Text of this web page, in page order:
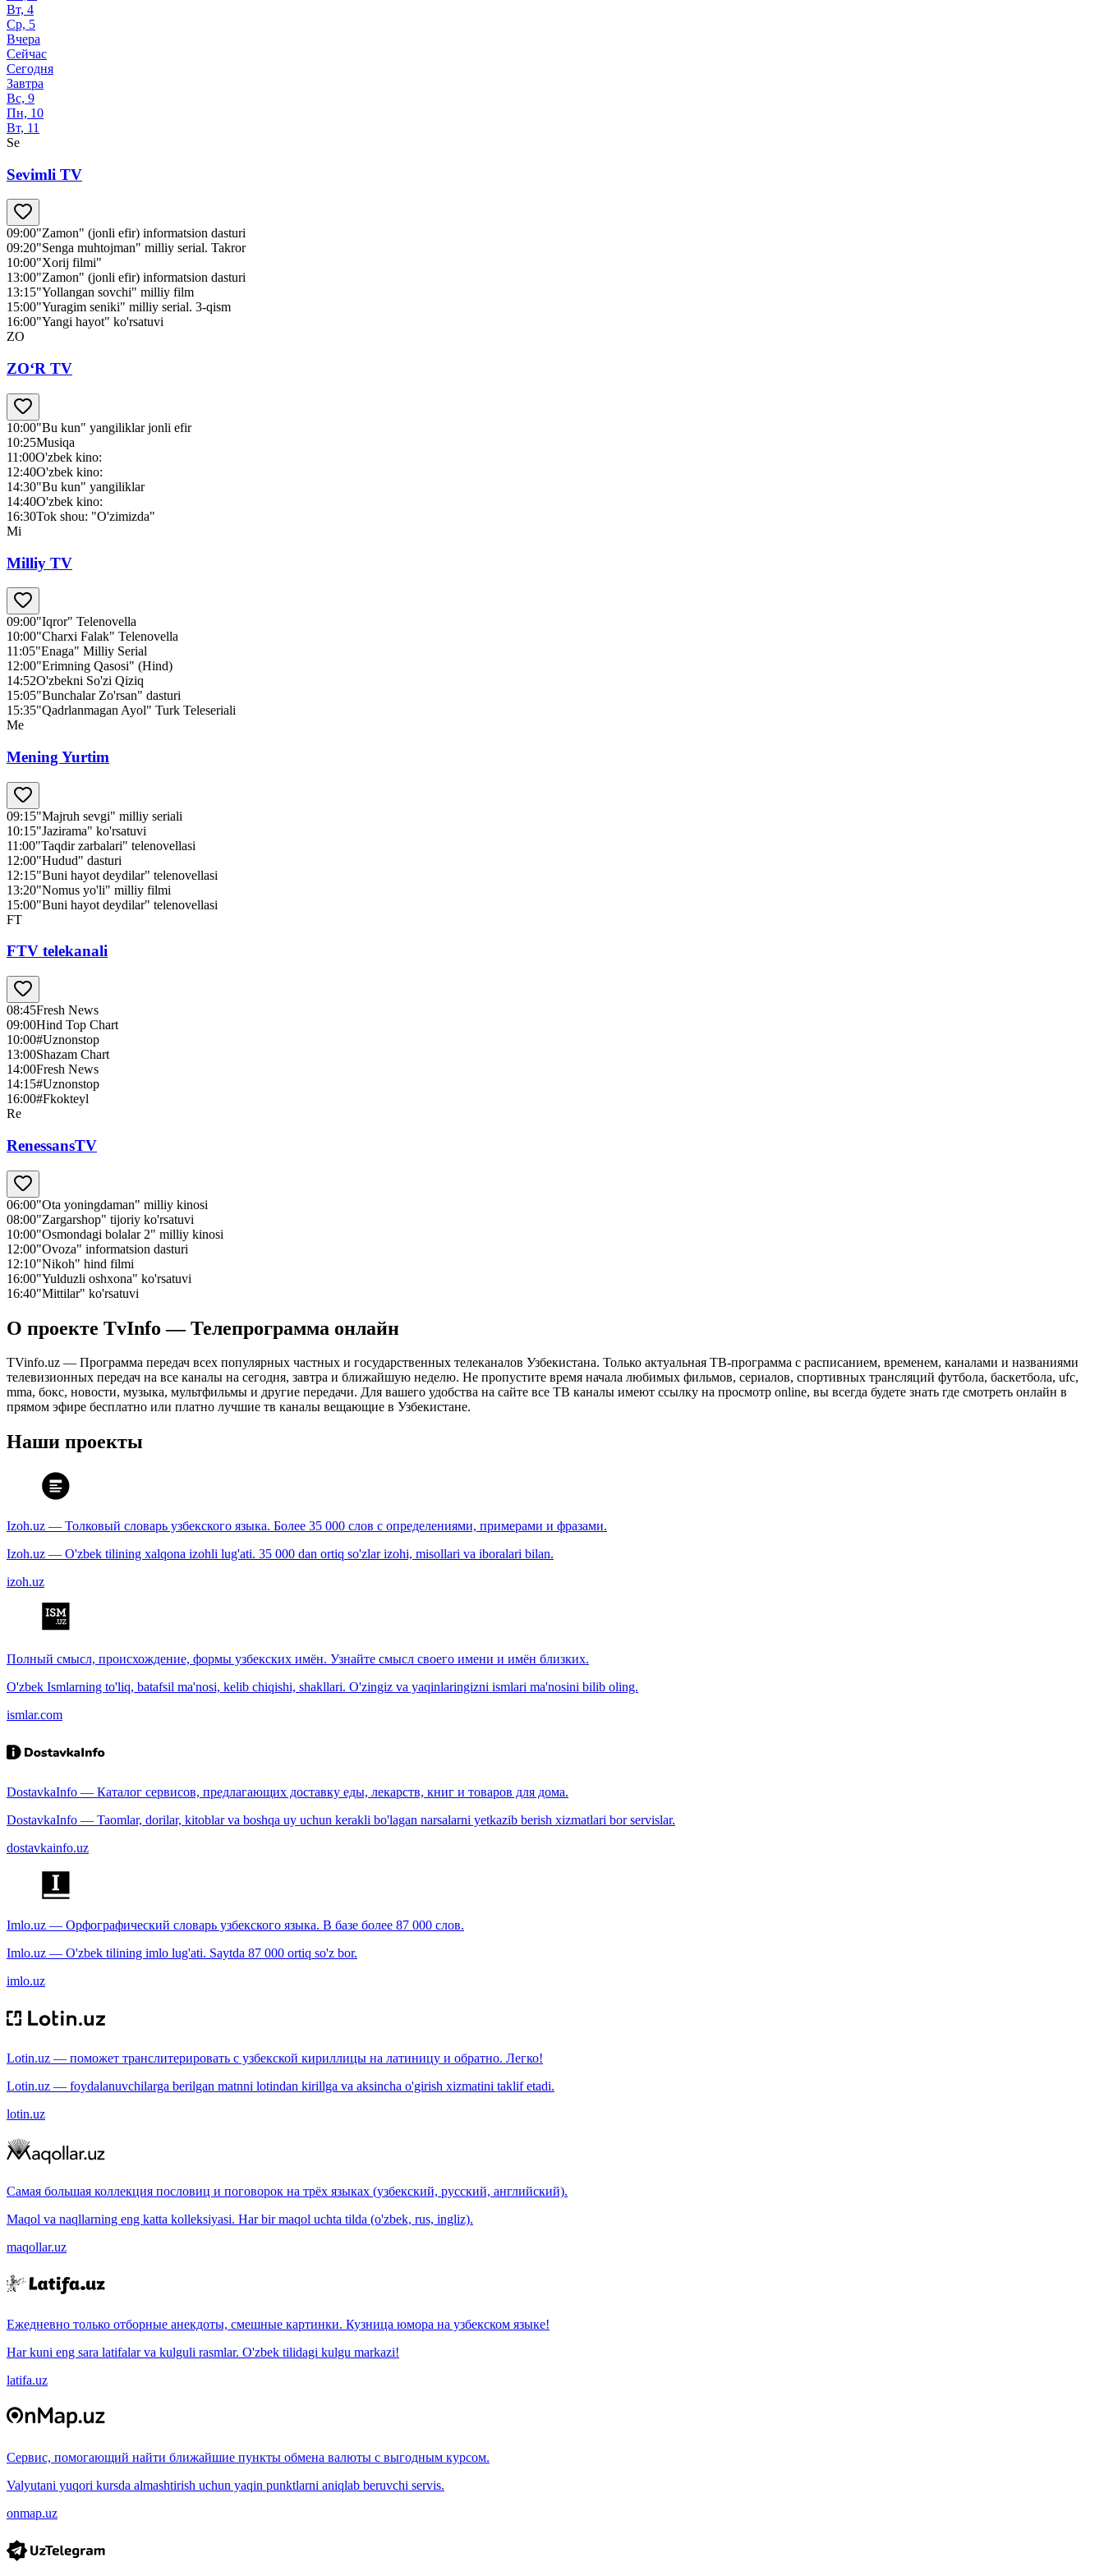
Вт, 4
Ср, 5
Вчера
Сейчас
Сегодня
Завтра
Вс, 9
Пн, 10
Вт, 11
Se
Sevimli TV
09:00"Zamon" (jonli efir) informatsion dasturi
09:20"Senga muhtojman" milliy serial. Takror
10:00"Xorij filmi"
13:00"Zamon" (jonli efir) informatsion dasturi
13:15"Yollangan sovchi" milliy film
15:00"Yuragim seniki" milliy serial. 3-qism
16:00"Yangi hayot" ko'rsatuvi
ZO
ZO‘R TV
10:00"Bu kun" yangiliklar jonli efir
10:25Musiqa
11:00O'zbek kino:
12:40O'zbek kino:
14:30"Bu kun" yangiliklar
14:40O'zbek kino:
16:30Tok shou: "O'zimizda"
Mi
Milliy TV
09:00"Iqror" Telenovella
10:00"Charxi Falak" Telenovella
11:05"Enaga" Milliy Serial
12:00"Erimning Qasosi" (Hind)
14:52O'zbekni So'zi Qiziq
15:05"Bunchalar Zo'rsan" dasturi
15:35"Qadrlanmagan Ayol" Turk Teleseriali
Me
Mening Yurtim
09:15"Majruh sevgi" milliy seriali
10:15"Jazirama" ko'rsatuvi
11:00"Taqdir zarbalari" telenovellasi
12:00"Hudud" dasturi
12:15"Buni hayot deydilar" telenovellasi
13:20"Nomus yo'li" milliy filmi
15:00"Buni hayot deydilar" telenovellasi
FT
FTV telekanali
08:45Fresh News
09:00Hind Top Chart
10:00#Uznonstop
13:00Shazam Chart
14:00Fresh News
14:15#Uznonstop
16:00#Fkokteyl
Re
RenessansTV
06:00"Ota yoningdaman" milliy kinosi
08:00"Zargarshop" tijoriy ko'rsatuvi
10:00"Osmondagi bolalar 2" milliy kinosi
12:00"Ovoza" informatsion dasturi
12:10"Nikoh" hind filmi
16:00"Yulduzli oshxona" ko'rsatuvi
16:40"Mittilar" ko'rsatuvi
О проекте TvInfo — Телепрограмма онлайн
TVinfo.uz — Программа передач всех популярных частных и государственных телеканалов Узбекистана. Только актуальная ТВ-программа с расписанием, временем, каналами и названиями
телевизионных передач на все каналы на сегодня, завтра и ближайшую неделю. Не пропустите время начала любимых фильмов, сериалов, спортивных трансляций футбола, баскетбола, ufc,
mma, бокс, новости, музыка, мультфильмы и другие передачи. Для вашего удобства на сайте все ТВ каналы имеют ссылку на просмотр online, вы всегда будете знать где смотреть онлайн в
прямом эфире бесплатно или платно лучшие тв каналы вещающие в Узбекистане.
Наши проекты
Izoh.uz — Толковый словарь узбекского языка. Более 35 000 слов с определениями, примерами и фразами.
Izoh.uz — O'zbek tilining xalqona izohli lug'ati. 35 000 dan ortiq so'zlar izohi, misollari va iboralari bilan.
izoh.uz
Полный смысл, происхождение, формы узбекских имён. Узнайте смысл своего имени и имён близких.
O'zbek Ismlarning to'liq, batafsil ma'nosi, kelib chiqishi, shakllari. O'zingiz va yaqinlaringizni ismlari ma'nosini bilib oling.
ismlar.com
DostavkaInfo — Каталог сервисов, предлагающих доставку еды, лекарств, книг и товаров для дома.
DostavkaInfo — Taomlar, dorilar, kitoblar va boshqa uy uchun kerakli bo'lagan narsalarni yetkazib berish xizmatlari bor servislar.
dostavkainfo.uz
Imlo.uz — Орфографический словарь узбекского языка. В базе более 87 000 слов.
Imlo.uz — O'zbek tilining imlo lug'ati. Saytda 87 000 ortiq so'z bor.
imlo.uz
Lotin.uz — поможет транслитерировать с узбекской кириллицы на латиницу и обратно. Легко!
Lotin.uz — foydalanuvchilarga berilgan matnni lotindan kirillga va aksincha o'girish xizmatini taklif etadi.
lotin.uz
Самая большая коллекция пословиц и поговорок на трёх языках (узбекский, русский, английский).
Maqol va naqllarning eng katta kolleksiyasi. Har bir maqol uchta tilda (o'zbek, rus, ingliz).
maqollar.uz
Ежедневно только отборные анекдоты, смешные картинки. Кузница юмора на узбекском языке!
Har kuni eng sara latifalar va kulguli rasmlar. O'zbek tilidagi kulgu markazi!
latifa.uz
Сервис, помогающий найти ближайшие пункты обмена валюты с выгодным курсом.
Valyutani yuqori kursda almashtirish uchun yaqin punktlarni aniqlab beruvchi servis.
onmap.uz